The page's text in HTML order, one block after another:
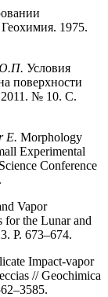
1975.
Условия
поверхности
2011. № 10. С.
E. Morphology
Experimental
Conference
Vapor
for the Lunar and
P. 673–674.
Impact-vapor
// Geochimica